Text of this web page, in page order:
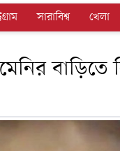
সারাবিশ্ব খেলা